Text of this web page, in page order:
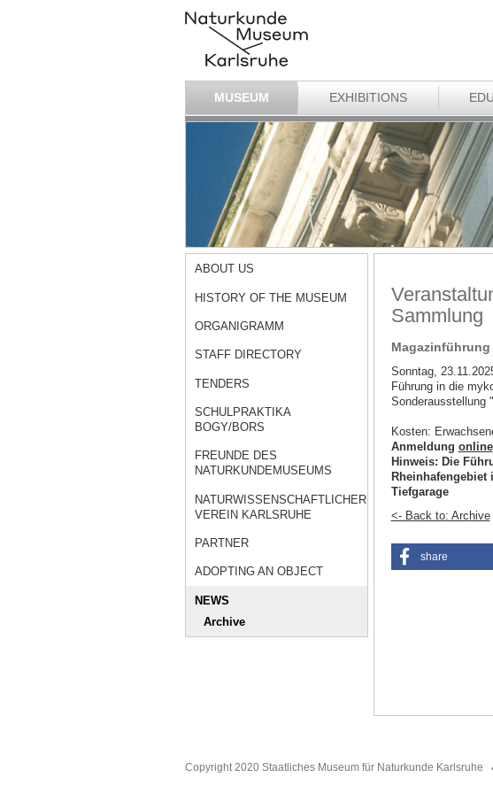
MUSEUM EXHIBITIONS
ABOUT US
HISTORY OF THE MUSEUM
ORGANIGRAMM
STAFF DIRECTORY
TENDERS
SCHULPRAKTIKA
BOGY/BORS
FREUNDE DES
NATURKUNDEMUSEUMS
NATURWISSENSCHAFTLICHER
VEREIN KARLSRUHE
PARTNER
ADOPTING AN OBJECT
NEWS
Archive
Sammlung
Magazinführung
Sonntag,
Führung in die
Sonderausstellung
Kosten:
Anmeldung online
Hinweis: Die
Rheinhafengebiet
Tiefgarage
<- Back to: Archive
share
Copyright 2020 Staatliches Museum für Naturkunde Karlsruhe